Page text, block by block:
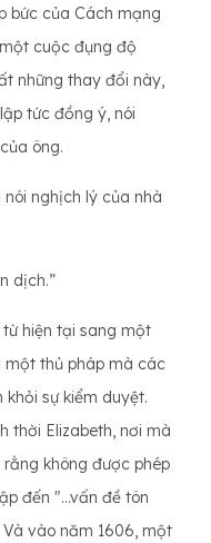
bức của Cách mạng
cuộc đụng độ
những thay đổi này,
tức đồng ý, nói
ông.
nghịch lý của nhà
dịch.”
hiện tại sang một
một thủ pháp mà các
sự kiểm duyệt.
thời Elizabeth, nơi mà
không được phép
đến "...vấn đề tôn
vào năm 1606, một